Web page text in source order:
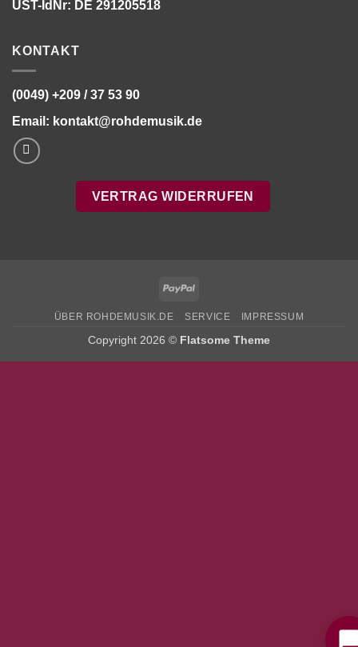
UST-IdNr: DE 291205518
KONTAKT
(0049) +209 / 37 53 90
Email: kontakt@rohdemusik.de
VERTRAG WIDERRUFEN
PayPal
ÜBER ROHDEMUSIK.DE SERVICE IMPRESSUM
Copyright 2026 © Flatsome Theme